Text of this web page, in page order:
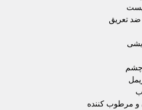
ضد تعریق
چشم
و مرطوب کننده